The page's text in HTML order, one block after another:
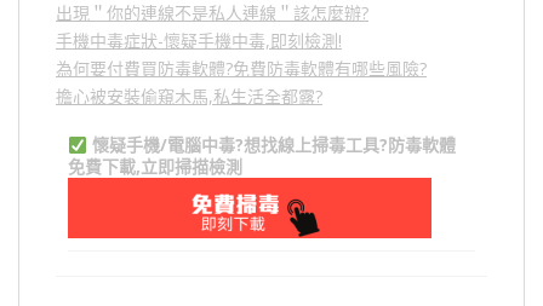
出現＂你的連線不是私人連線＂該怎麼辦?
手機中毒症狀-懷疑手機中毒,即刻檢測!
為何要付費買防毒軟體?免費防毒軟體有哪些風險?
擔心被安裝偷窺木馬,私生活全都露?
懷疑手機/電腦中毒?想找線上掃毒工具?防毒軟體
免費下載,立即掃描檢測